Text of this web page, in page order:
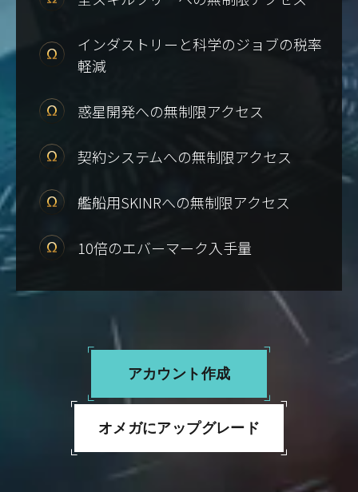
インダストリーと科学のジョブの税率
軽減
惑星開発への無制限アクセス
契約システムへの無制限アクセス
艦船用SKINRへの無制限アクセス
10倍のエバーマーク入手量
アカウント作成
オメガにアップグレード